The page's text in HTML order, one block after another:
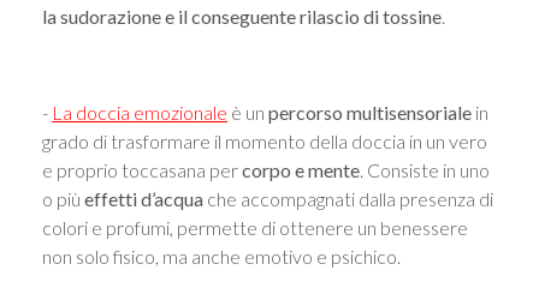
la sudorazione e il conseguente rilascio di tossine.
- La doccia emozionale è un percorso multisensoriale in
grado di trasformare il momento della doccia in un vero
e proprio toccasana percorpo e mente. Consiste in uno
o più effetti d’acqua che accompagnati dalla presenza di
colori e profumi, permette di ottenere un benessere
non solo fisico, ma anche emotivo e psichico.